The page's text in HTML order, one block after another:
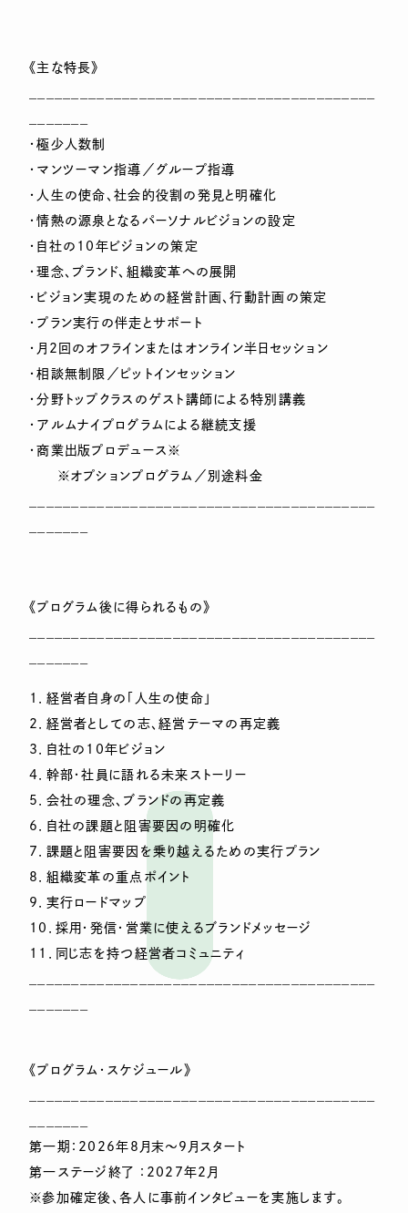
《主な特長》
・極少人数制
・マンツーマン指導／グループ指導
・人生の使命、社会的役割の発見と明確化
・情熱の源泉となるパーソナルビジョンの設定
・自社の10年ビジョンの策定
・理念、ブランド、組織変革への展開
・ビジョン実現のための経営計画、行動計画の策定
・プラン実行の伴走とサポート
・月2回のオフラインまたはオンライン半日セッション
・相談無制限／ピットインセッション
・分野トップクラスのゲスト講師による特別講義
・アルムナイプログラムによる継続支援
・商業出版プロデュース※
※オプションプログラム／別途料金
《プログラム後に得られるもの》
1．経営者自身の「人生の使命」
2．経営者としての志、経営テーマの再定義
3．自社の10年ビジョン
4．幹部・社員に語れる未来ストーリー
5．会社の理念、ブランドの再定義
6．自社の課題と阻害要因の明確化
7．課題と阻害要因を乗り越えるための実行プラン
8．組織変革の重点ポイント
9．実行ロードマップ
10．採用・発信・営業に使えるブランドメッセージ
11．同じ志を持つ経営者コミュニティ
_________________________________________
《プログラム・スケジュール》
第一期：2026年8月末～9月スタート
第一ステージ終了 ：2027年2月
※参加確定後、各人に事前インタビューを実施します。